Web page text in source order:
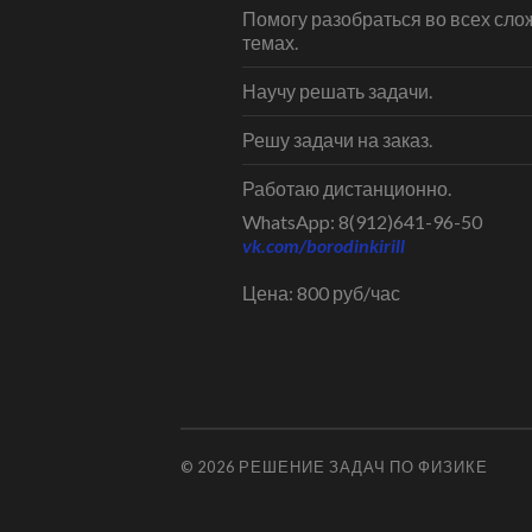
Помогу разобраться во всех
темах.
Научу решать задачи.
Решу задачи на заказ.
Работаю дистанционно.
WhatsApp: 8(912)641-96-50
vk.com/borodinkirill
Цена: 800 руб/час
© 2026 РЕШЕНИЕ ЗАДАЧ ПО ФИЗИКЕ